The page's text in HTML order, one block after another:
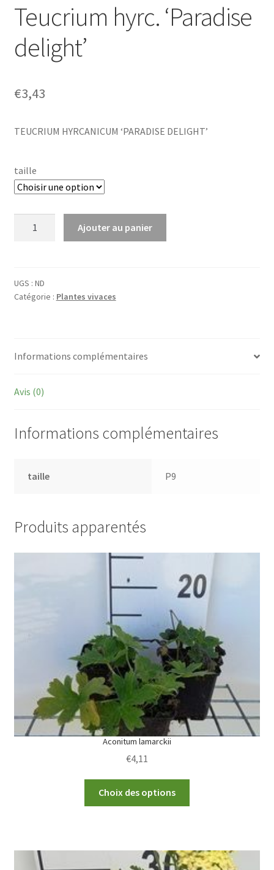
Teucrium hyrc. ‘Paradise
delight’
€3,43
TEUCRIUM HYRCANICUM ‘PARADISE DELIGHT’
taille
'Paradise
delight'
Ajouter au panier
UGS : ND
Catégorie : Plantes vivaces
Informations complémentaires
Avis (0)
Informations complémentaires
taille P9
Produits apparentés
Aconitum lamarckii
€4,11
Choix des options
The